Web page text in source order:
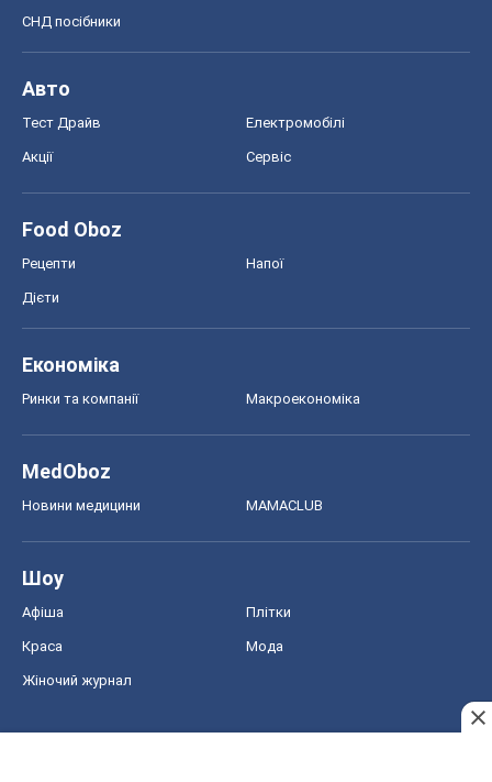
СНД посібники
Авто
Тест Драйв Електромобілі
Акції Сервіс
Food Oboz
Рецепти Напої
Дієти
Економіка
Ринки та компанії Макроекономіка
MedOboz
Новини медицини MAMACLUB
Шоу
Афіша Плітки
Краса Мода
Жіночий журнал